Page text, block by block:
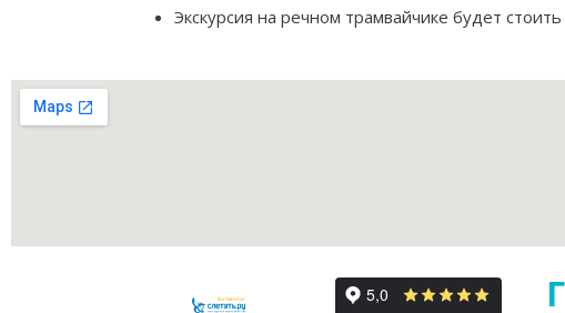
Экскурсия на речном трамвайчике будет